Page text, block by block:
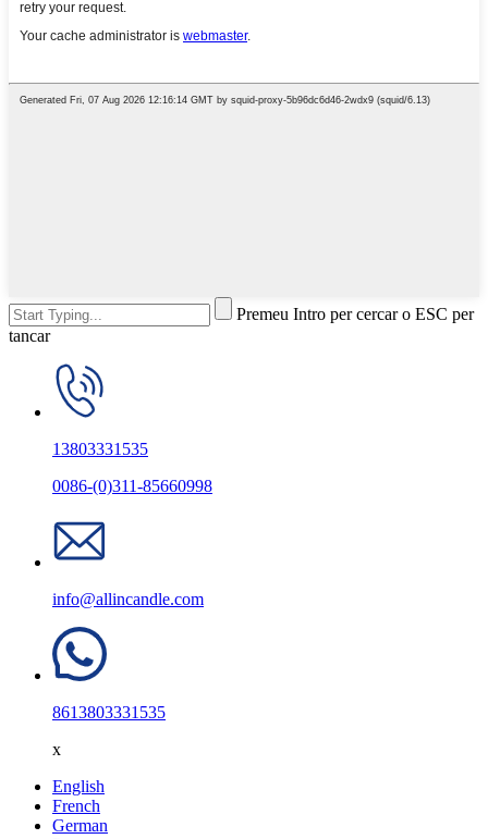
Premeu Intro per cercar o ESC per
tancar
13803331535
0086-(0)311-85660998
info@allincandle.com
8613803331535
x
English
French
German